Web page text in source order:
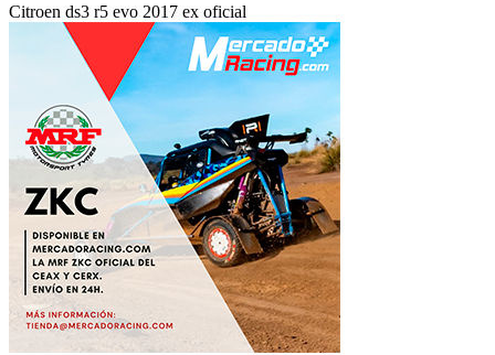
Citroen ds3 r5 evo 2017 ex oficial